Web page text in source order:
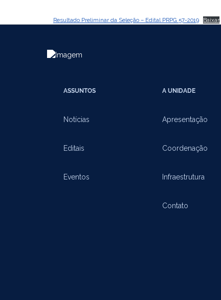
Resultado Preliminar da Seleção – Edital PRPG 57-2019 Baixar
ASSUNTOS
Notícias
Editais
Eventos
A UNIDADE
Apresentação
Coordenação
Infraestrutura
Contato